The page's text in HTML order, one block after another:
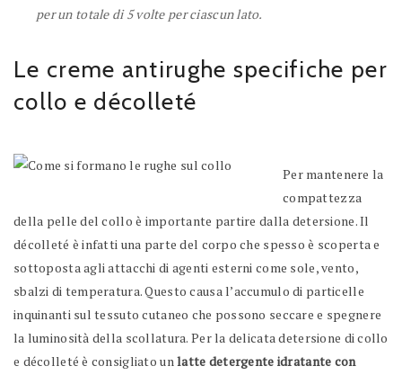
per un totale di 5 volte per ciascun lato.
Le creme antirughe specifiche per
collo e décolleté
Per mantenere la
compattezza
della pelle del collo è importante partire dalla detersione. Il
décolleté è infatti una parte del corpo che spesso è scoperta e
sottoposta agli attacchi di agenti esterni come sole, vento,
sbalzi di temperatura. Questo causa l’accumulo di particelle
inquinanti sul tessuto cutaneo che possono seccare e spegnere
la luminosità della scollatura. Per la delicata detersione di collo
e décolleté è consigliato unlatte detergente idratante con